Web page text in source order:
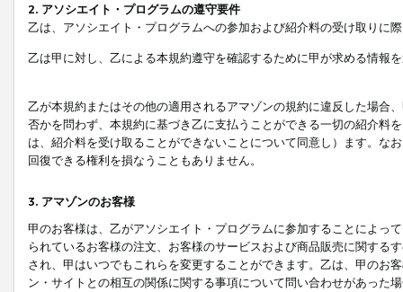
2. アソシエイト・プログラムの遵守要件
乙は、アソシエイト・プログラムへの参加および紹介料の受け取りに
乙は甲に対し、乙による本規約遵守を確認するために甲が求める情報
乙が本規約またはその他の適用されるアマゾンの規約に違反した場合
否かを問わず、本規約に基づき乙に支払うことができる一切の紹介料
は、紹介料を受け取ることができないことについて同意し）ます。な
回復できる権利を損なうこともありません。
3. アマゾンのお客様
甲のお客様は、乙がアソシエイト・プログラムに参加することによっ
られているお客様の注文、お客様のサービスおよび商品販売に関する
され、甲はいつでもこれらを変更することができます。乙は、甲のお
ン・サイトとの相互の関係に関する事項について問い合わせがあった